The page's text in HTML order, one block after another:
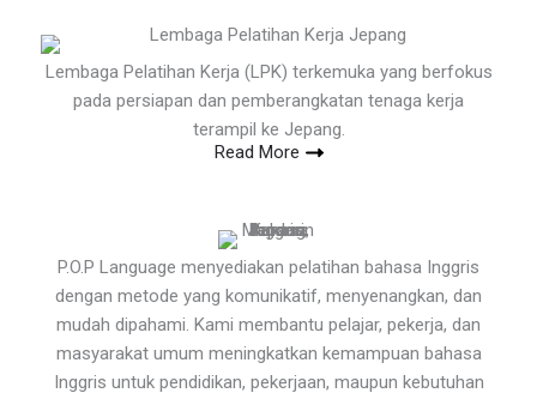
Lembaga Pelatihan Kerja (LPK) terkemuka yang berfokus
pada persiapan dan pemberangkatan tenaga kerja
terampil ke Jepang.
Read More
P.O.P Language menyediakan pelatihan bahasa Inggris
dengan metode yang komunikatif, menyenangkan, dan
mudah dipahami. Kami membantu pelajar, pekerja, dan
masyarakat umum meningkatkan kemampuan bahasa
Inggris untuk pendidikan, pekerjaan, maupun kebutuhan